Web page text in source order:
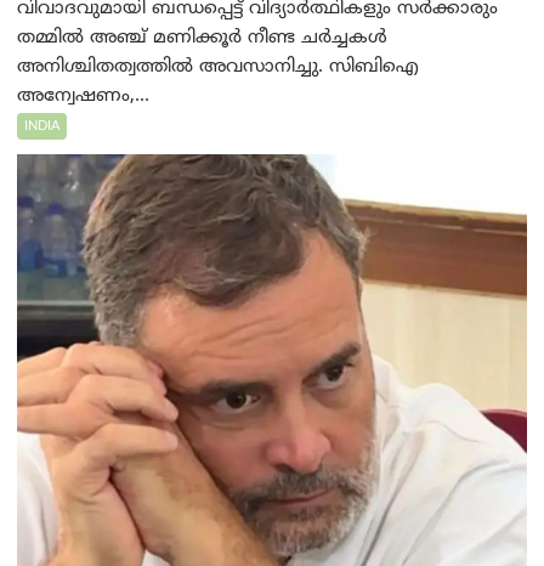
വിവാദവുമായി ബന്ധപ്പെട്ട് വിദ്യാർത്ഥികളും സർക്കാരും
തമ്മിൽ അഞ്ച് മണിക്കൂർ നീണ്ട ചർച്ചകൾ
അനിശ്ചിതത്വത്തിൽ അവസാനിച്ചു. സിബിഐ
അന്വേഷണം,...
INDIA